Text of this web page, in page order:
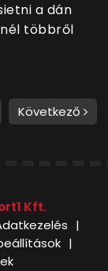
a dán
többről
Következő
Kft.